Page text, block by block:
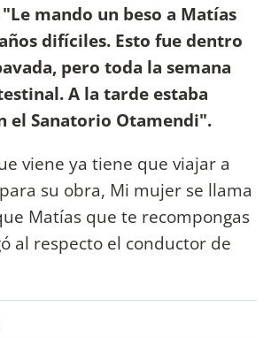
"Le mando un beso a Matías
difíciles. Esto fue dentro
pero toda la semana
A la tarde estaba
el Sanatorio Otamendi".
viene ya tiene que viajar a
su obra, Mi mujer se llama
Matías que te recompongas
al respecto el conductor de